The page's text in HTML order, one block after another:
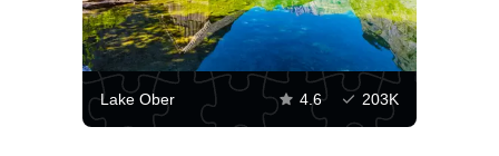
Lake Ober 4.6 203K